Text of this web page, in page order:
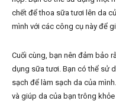
chết để thoa sữa tươi lên da
mình với các công cụ này để
Cuối cùng, bạn nên đảm bảo
dụng sữa tươi. Bạn có thể sử
sạch để làm sạch da của
và giúp da của bạn trông khỏe